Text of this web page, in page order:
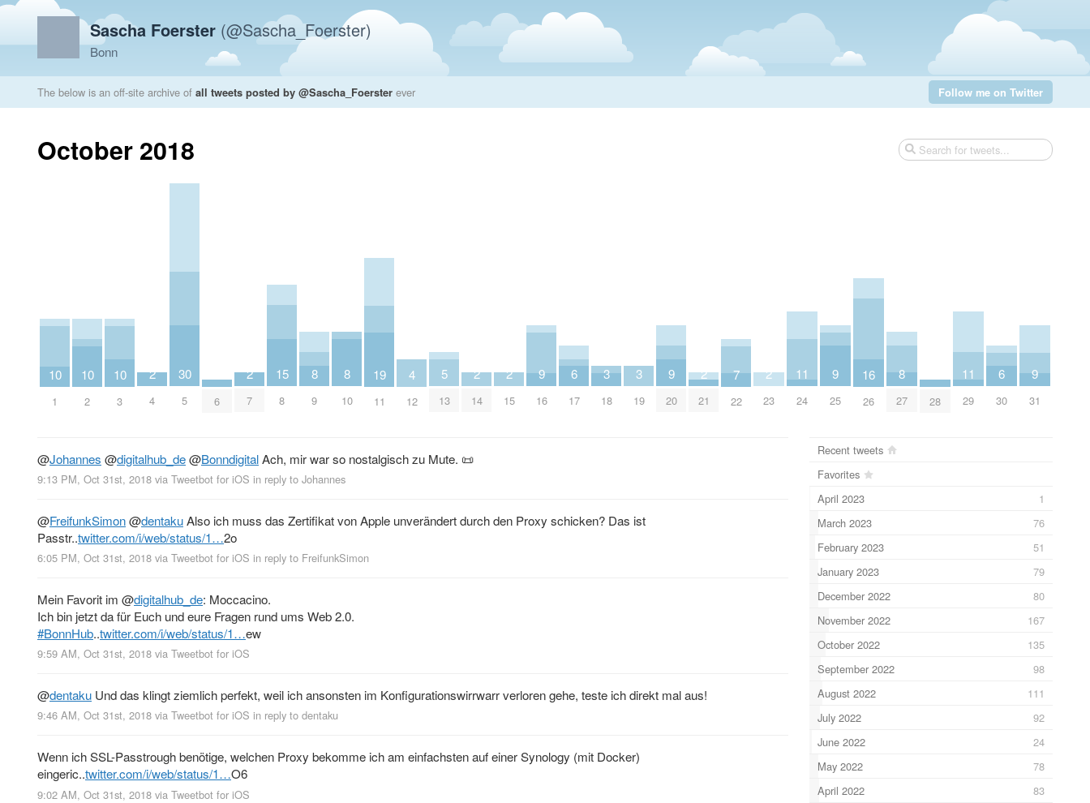
Sascha Foerster (@Sascha_Foerster)
Bonn
The below is an off-site archive of all tweets posted by @Sascha_Foerster ever Follow me on Twitter
October 2018
10
1
10
2
10
3
2
4
30
5 6
2
7
15
8
8
9
8
10
19
11
4
12
5
13
2
14
2
15
9
16
6
17
3
18
3
19
9
20
2
21
7
22
2
23
11
24
9
25
16
26
8
27 28
11
29
6
30
9
31
@Johannes @digitalhub_de@BonndigitalAch, mir war so nostalgisch zu Mute. 📜
9:13 PM, Oct 31st, 2018 via Tweetbot for iΟS in reply to Johannes
@FreifunkSimon@dentakuAlso ich muss das Zertifikat von Apple unverändert durch den Proxy schicken? Das ist
Passtr..twitter.com/i/web/status/1…2o
6:05 PM, Oct 31st, 2018 via Tweetbot for iΟS in reply to FreifunkSimon
Mein Favorit im @digitalhub_de: Moccacino.
Ich bin jetzt da für Euch und eure Fragen rund ums Web 2.0.
#BonnHub..twitter.com/i/web/status/1…ew
9:59 AM, Oct 31st, 2018 via Tweetbot for iΟS
@dentaku Und das klingt ziemlich perfekt, weil ich ansonsten im Konfigurationswirrwarr verloren gehe, teste ich direkt mal aus!
9:46 AM, Oct 31st, 2018 via Tweetbot for iΟS in reply to dentaku
Wenn ich SSL-Passtrough benötige, welchen Proxy bekomme ich am einfachsten auf einer Synology (mit Docker)
eingeric..twitter.com/i/web/status/1…O6
9:02 AM, Oct 31st, 2018 via Tweetbot for iΟS
Recent tweets
Favorites
April 2023
1
March 2023
76
February 2023
51
January 2023
79
December 2022
80
November 2022
167
October 2022
135
September 2022
98
August 2022
111
July 2022
92
June 2022
24
May 2022
78
April 2022
83